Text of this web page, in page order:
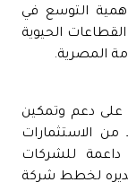
التوسع في
الحيوية
المصرية.
على دعم وتمكين
الاستثمارات
داعمة للشركات
لخطط شركة